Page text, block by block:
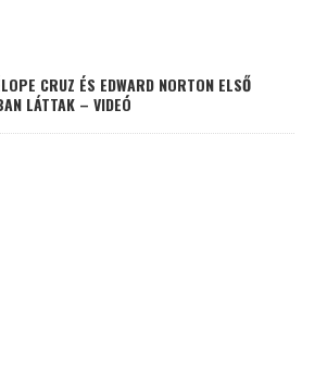
CRUZ ÉS EDWARD NORTON ELSŐ
LÁTTAK – VIDEÓ